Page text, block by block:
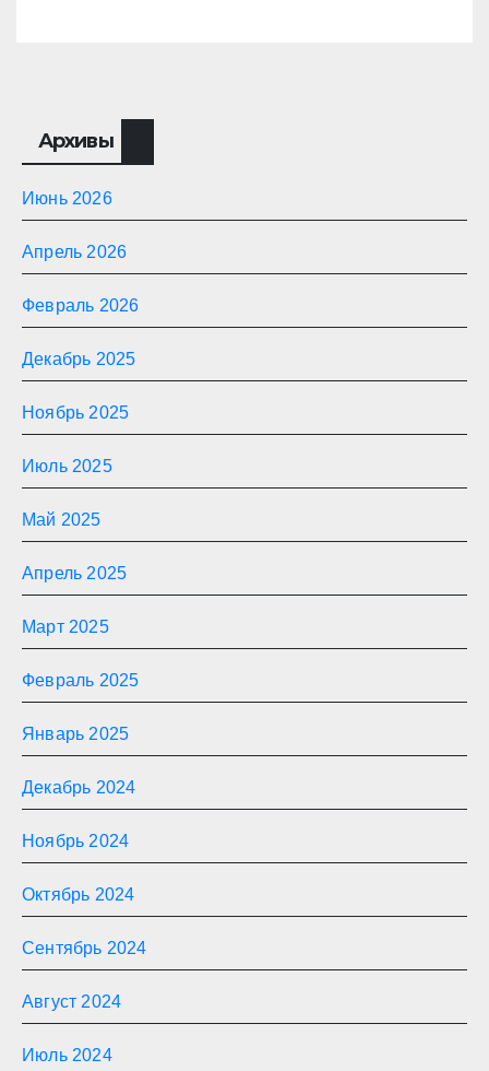
Архивы
Июнь 2026
Апрель 2026
Февраль 2026
Декабрь 2025
Ноябрь 2025
Июль 2025
Май 2025
Апрель 2025
Март 2025
Февраль 2025
Январь 2025
Декабрь 2024
Ноябрь 2024
Октябрь 2024
Сентябрь 2024
Август 2024
Июль 2024